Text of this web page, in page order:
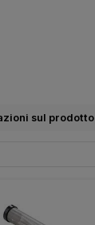
sul prodotto